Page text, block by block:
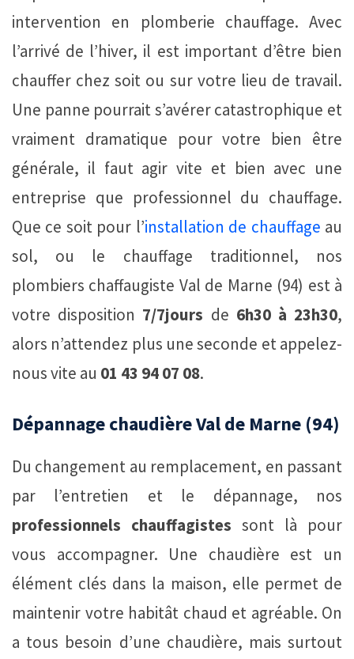
intervention en plomberie chauffage. Avec
l’arrivé de l’hiver, il est important d’être bien
chauffer chez soit ou sur votre lieu de travail.
Une panne pourrait s’avérer catastrophique et
vraiment dramatique pour votre bien être
générale, il faut agir vite et bien avec une
entreprise que professionnel du chauffage.
Que ce soit pour l’installation de chauffage au
sol, ou le chauffage traditionnel, nos
plombiers chaffaugiste Val de Marne (94) est à
votre disposition 7/7jours de 6h30 à 23h30,
alors n’attendez plus une seconde et appelez-
nous vite au 01 43 94 07 08.
Dépannage chaudière Val de Marne (94)
Du changement au remplacement, en passant
par l’entretien et le dépannage, nos
professionnels chauffagistes sont là pour
vous accompagner. Une chaudière est un
élément clés dans la maison, elle permet de
maintenir votre habitât chaud et agréable. On
a tous besoin d’une chaudière, mais surtout